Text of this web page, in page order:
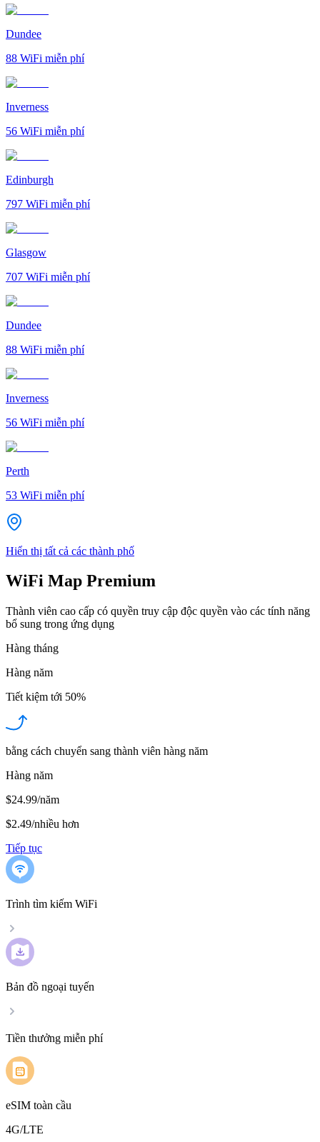
Dundee
88 WiFi miễn phí
Inverness
56 WiFi miễn phí
Edinburgh
797 WiFi miễn phí
Glasgow
707 WiFi miễn phí
Dundee
88 WiFi miễn phí
Inverness
56 WiFi miễn phí
Perth
53 WiFi miễn phí
Hiển thị tất cả các thành phố
WiFi Map Premium
Thành viên cao cấp có quyền truy cập độc quyền vào các tính năng
bổ sung trong ứng dụng
Hàng tháng
Hàng năm
Tiết kiệm tới 50%
bằng cách chuyển sang thành viên hàng năm
Hàng năm
$24.99/năm
$2.49/nhiều hơn
Tiếp tục
Trình tìm kiếm WiFi
Bản đồ ngoại tuyến
Tiền thưởng miễn phí
eSIM toàn cầu
4G/LTE